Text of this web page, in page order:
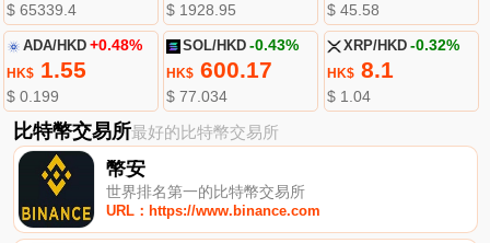
$ 65339.4 $ 1928.95 $ 45.58
ADA/HKD +0.48%
HK$1.55
$ 0.199
SOL/HKD -0.43%
HK$ 600.17
$ 77.034
XRP/HKD -0.32%
HK$8.1
$ 1.04
比特幣交易所最好的比特幣交易所
幣安
世界排名第一的比特幣交易所
URL：https://www.binance.com